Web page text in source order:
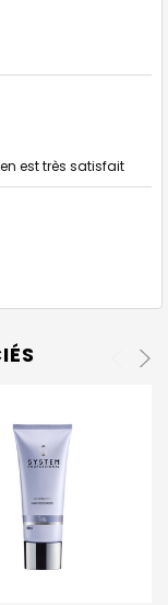
est très satisfait